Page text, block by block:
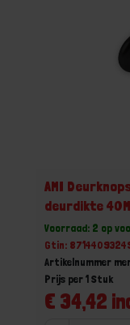
AMI
deurdikte
Voorraad: 2 op
Gtin:
Artikelnummer
€ 34,42
Prijs per 1 Stuk